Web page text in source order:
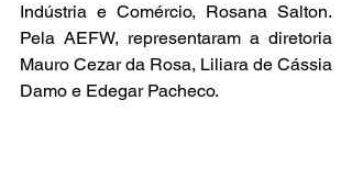
Indústria e Comércio, Rosana Salton.
Pela AEFW, representaram a diretoria
Mauro Cezar da Rosa, Liliara de Cássia
Damo e Edegar Pacheco.